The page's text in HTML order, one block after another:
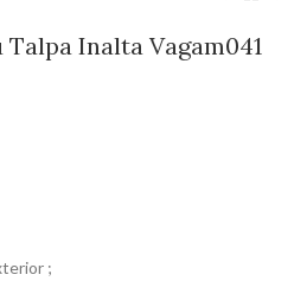
Inalta Vagam041
;